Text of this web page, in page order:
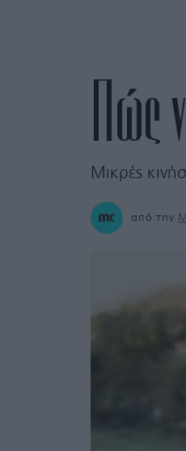
Μικρές
από την